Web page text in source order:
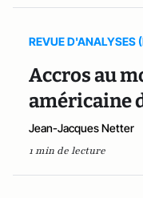
REVUE D'ANALYSES
Accros au
américaine
Jean-Jacques Netter
1 min de lecture